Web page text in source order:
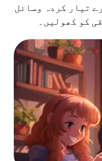
تیار کردہ وسائل
کو کھولیں۔